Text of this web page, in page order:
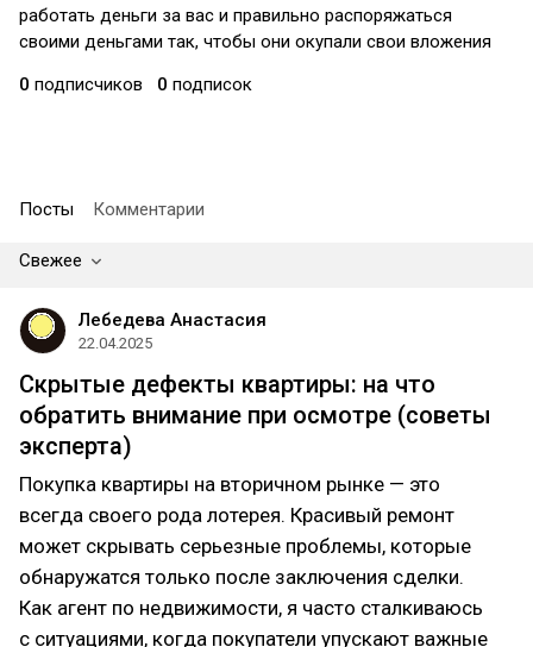
работать деньги за вас и правильно распоряжаться
своими деньгами так, чтобы они окупали свои вложения
0 подписчиков 0 подписок
Посты Комментарии
Свежее
Лебедева Анастасия
22.04.2025
Скрытые дефекты квартиры: на что
обратить внимание при осмотре (советы
эксперта)
Покупка квартиры на вторичном рынке — это
всегда своего рода лотерея. Красивый ремонт
может скрывать серьезные проблемы, которые
обнаружатся только после заключения сделки.
Как агент по недвижимости, я часто сталкиваюсь
с ситуациями, когда покупатели упускают важные